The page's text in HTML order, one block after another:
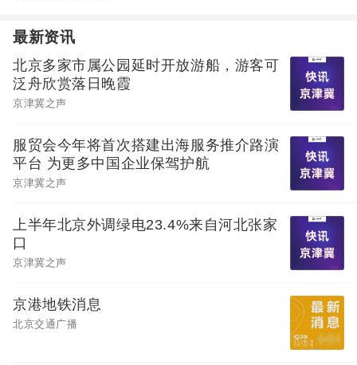
最新资讯
北京多家市属公园延时开放游船，游客可
泛舟欣赏落日晚霞
京津冀之声
服贸会今年将首次搭建出海服务推介路演
平台 为更多中国企业保驾护航
京津冀之声
上半年北京外调绿电23.4%来自河北张家
口
京津冀之声
京港地铁消息
北京交通广播